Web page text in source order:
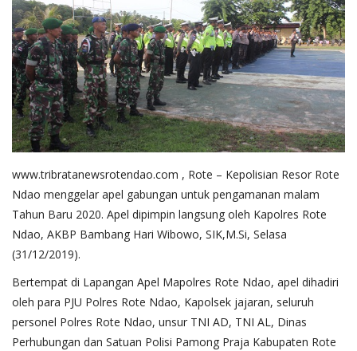
Binmas
www.tribratanewsrotendao.com , Rote – Kepolisian Resor Rote
Ndao menggelar apel gabungan untuk pengamanan malam
Tahun Baru 2020. Apel dipimpin langsung oleh Kapolres Rote
Ndao, AKBP Bambang Hari Wibowo, SIK,M.Si, Selasa
(31/12/2019).
Bertempat di Lapangan Apel Mapolres Rote Ndao, apel dihadiri
oleh para PJU Polres Rote Ndao, Kapolsek jajaran, seluruh
personel Polres Rote Ndao, unsur TNI AD, TNI AL, Dinas
Perhubungan dan Satuan Polisi Pamong Praja Kabupaten Rote